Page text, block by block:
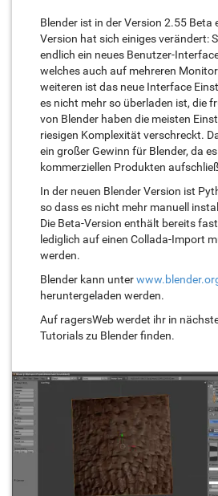
Blender ist in der Version 2.55 Beta
Version hat sich einiges verändert:
endlich ein neues Benutzer-
welches auch auf mehreren
weiteren ist das neue Interface
es nicht mehr so überladen ist, die
von Blender haben die meisten
riesigen Komplexität verschreckt.
ein großer Gewinn für Blender, da
kommerziellen Produkten
In der neuen Blender Version ist
so dass es nicht mehr manuell
Die Beta-Version enthält bereits
lediglich auf einen Collada-Import
werden.
Blender kann unter
heruntergeladen werden.
Auf ragersWeb werdet ihr in
Tutorials zu Blender finden.